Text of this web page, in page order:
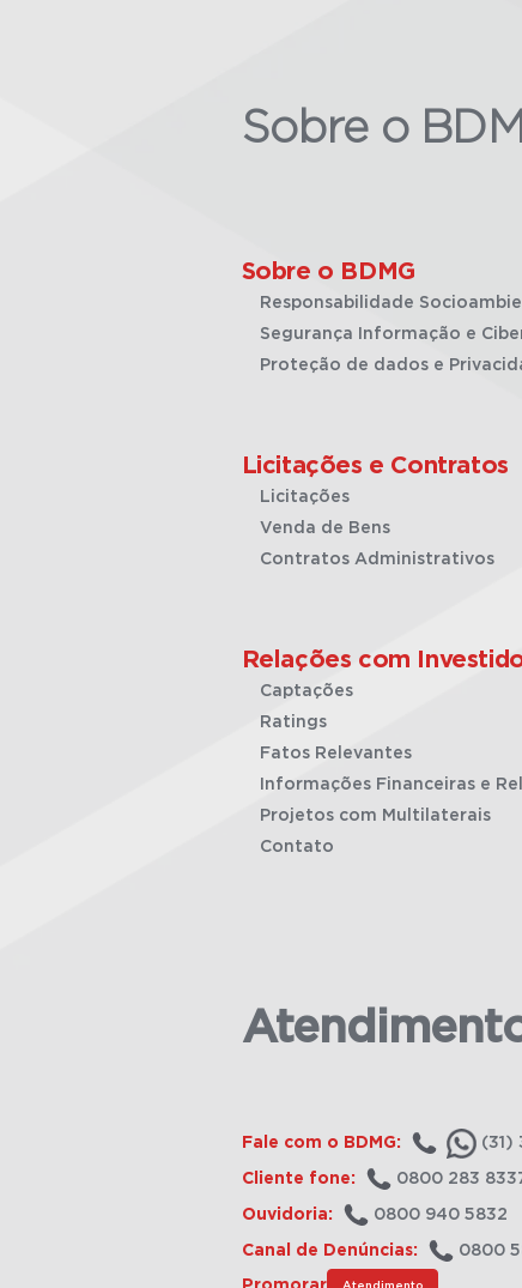
Sobre o
Sobre o BDMG
Responsabilidade
Segurança Informação e
Proteção de dados e
Licitações e Contratos
Licitações
Venda de Bens
Contratos Administrativos
Relações com
Captações
Ratings
Fatos Relevantes
Informações Financeiras e
Projetos com Multilaterais
Contato
Fale com o BDMG: (31)
Cliente fone: 0800 283
Ouvidoria: 0800 940 5832
Canal de Denúncias: 0800
Atendimento